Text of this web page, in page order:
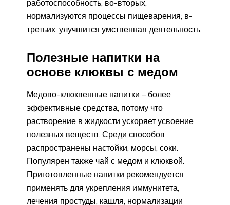
работоспособность; во-вторых,
нормализуются процессы пищеварения; в-
третьих, улучшится умственная деятельность.
Полезные напитки на
основе клюквы с медом
Медово-клюквенные напитки – более
эффективные средства, потому что
растворение в жидкости ускоряет усвоение
полезных веществ. Среди способов
распространены настойки, морсы, соки.
Популярен также чай с медом и клюквой.
Приготовленные напитки рекомендуется
применять для укрепления иммунитета,
лечения простуды, кашля, нормализации